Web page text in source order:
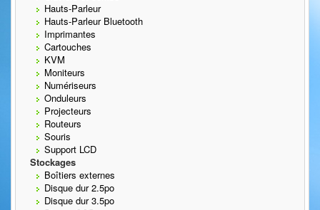
Hauts-Parleur
Hauts-Parleur Bluetooth
Imprimantes
Cartouches
KVM
Moniteurs
Numériseurs
Onduleurs
Projecteurs
Routeurs
Souris
Support LCD
Stockages
Boîtiers externes
Disque dur 2.5po
Disque dur 3.5po